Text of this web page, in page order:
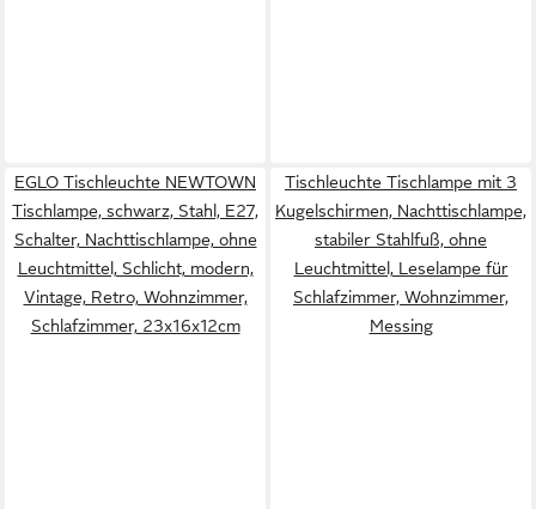
EGLO Tischleuchte NEWTOWN
Tischlampe, schwarz, Stahl, E27,
Schalter, Nachttischlampe, ohne
Leuchtmittel, Schlicht, modern,
Vintage, Retro, Wohnzimmer,
Schlafzimmer, 23x16x12cm
Tischleuchte Tischlampe mit 3
Kugelschirmen, Nachttischlampe,
stabiler Stahlfuß, ohne
Leuchtmittel, Leselampe für
Schlafzimmer, Wohnzimmer,
Messing